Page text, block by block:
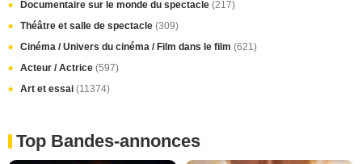
Documentaire sur le monde du spectacle (217)
Théâtre et salle de spectacle (309)
Cinéma / Univers du cinéma / Film dans le film (621)
Acteur / Actrice (597)
Art et essai (11374)
Top Bandes-annonces